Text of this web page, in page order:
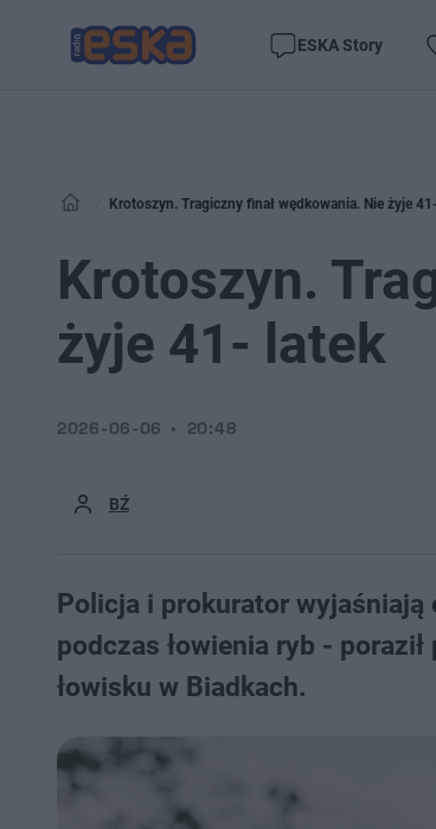
ESKA Story
Krotoszyn. Tragiczny finał wędkowania. Nie żyje
Krotoszyn.
żyje 41- latek
BŹ
2026-06-06 20:48
Policja i prokurator
podczas łowienia ryb -
łowisku w Biadkach.